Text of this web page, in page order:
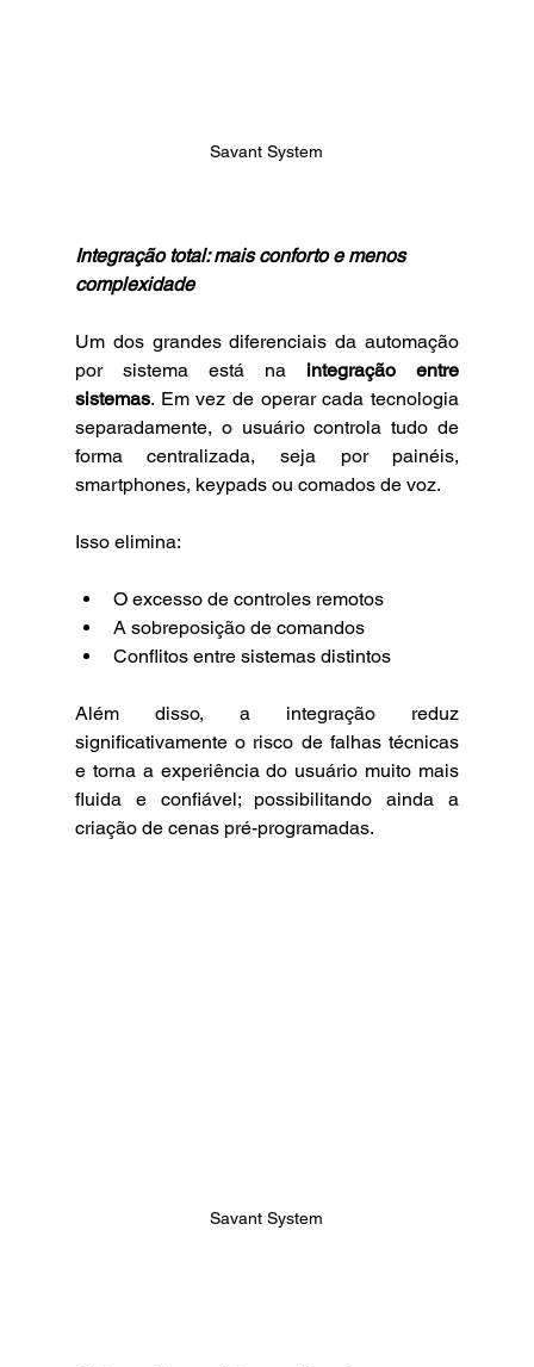
Savant System
Integração total: mais conforto e menos
complexidade
Um dos grandes diferenciais da automação
por sistema está na integração entre
sistemas. Em vez de operar cada tecnologia
separadamente, o usuário controla tudo de
forma centralizada, seja por painéis,
smartphones, keypads ou comados de voz.
Isso elimina:
O excesso de controles remotos
A sobreposição de comandos
Conflitos entre sistemas distintos
Além disso, a integração reduz
significativamente o risco de falhas técnicas
e torna a experiência do usuário muito mais
fluida e confiável; possibilitando ainda a
criação de cenas pré-programadas.
Savant System